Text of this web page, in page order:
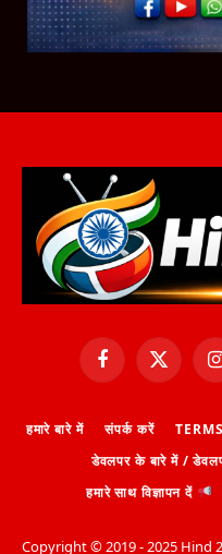
FacebookX
(Twitter)
हमारे बारे में संपर्क करें
डेवलपर के बारे में /
हमारे साथ विज्ञापन दें
Copyright ©️ 2019 - 2025 Hind